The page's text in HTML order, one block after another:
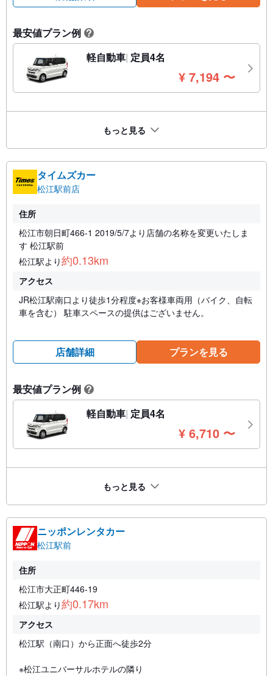
最安値プラン例 ?
軽自動車 定員4名
¥ 7,194 円
〜
もっと見る
タイムズカー
松江駅前店
住所
松江市朝日町466-1 2019/5/7より店舗の名称を変更いたしま
す 松江駅前
松江駅より約0.13km
アクセス
JR松江駅南口より徒歩1分程度※お客様車両用（バイク、自転
車を含む） 駐車スペースの提供はございません。
店舗詳細 プランを見る
最安値プラン例 ?
軽自動車 定員4名
¥ 6,710 円
〜
もっと見る
ニッポンレンタカー
松江駅前
住所
松江市大正町446-19
松江駅より約0.17km
アクセス
松江駅（南口）から正面へ徒歩2分
※松江ユニバーサルホテルの隣り